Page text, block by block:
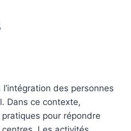
des personnes
Dans ce contexte,
pour répondre